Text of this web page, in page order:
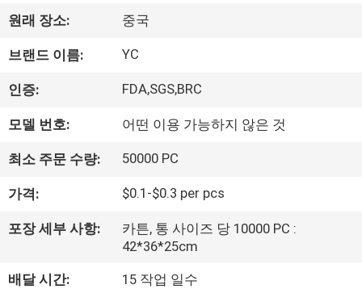
우
리
에
대
공
장
원래 장소: 중국
브랜드 이름: YC
인증: FDA,SGS,BRC
모델 번호: 어떤 이용 가능하지 않은 것
최소 주문 수량: 50000 PC
가격: $0.1-$0.3 per pcs
포장 세부 사항:
카튼, 통 사이즈 당 10000 PC :
42*36*25cm
배달 시간: 15 작업 일수